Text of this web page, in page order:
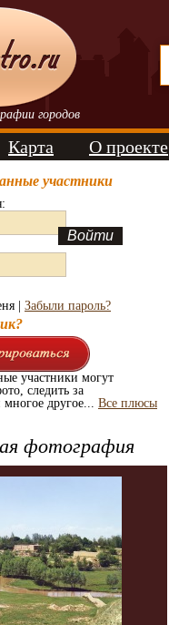
городов
Карта О проекте
участники
| Забыли пароль?
участники могут
следить за
другое... Все плюсы
фотография